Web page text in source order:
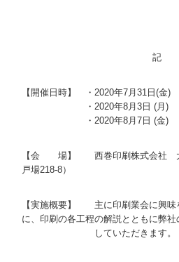
記
【開催日時】 ・2020年7月31日(金)
・2020年8月3日 (月)
・2020年8月7日 (金)
【会 場】 西巻印刷株式会社 大
戸場218-8）
【実施概要】 主に印刷業会に興味
に、印刷の各工程の解説とともに弊
していただきます。